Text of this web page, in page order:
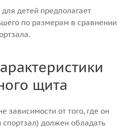
детей предполагает
по размерам в сравнении
щита
зависимости от того, где он
спортзал) должен обладать